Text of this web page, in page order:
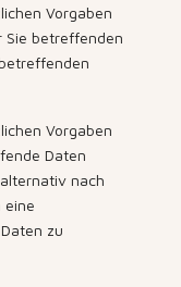
Vorgaben
Sie betreffenden
Vorgaben
Daten
nach
eine
zu